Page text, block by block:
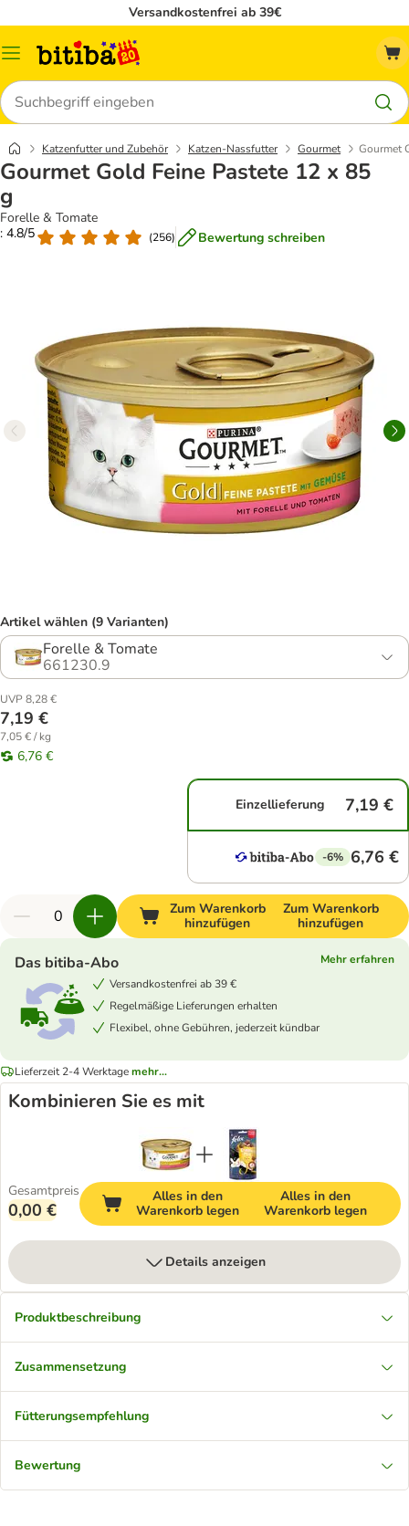
Versandkostenfrei ab 39€
Menü
Suchen
Katzenfutter und Zubehör Katzen-Nassfutter Gourmet Gourmet
Gourmet Gold Feine Pastete 12 x 85
g
Forelle & Tomate
: 4.8/5
(256) Bewertung schreiben
Artikel wählen (9 Varianten)
Forelle & Tomate
661230.9
UVP 8,28 €
7,19 €
7,05 € / kg
6,76 €
Einzellieferung 7,19 €
-6% 6,76 €
Zum Warenkorb
hinzufügen
Zum Warenkorb
hinzufügen
Das bitiba-Abo
Mehr erfahren
Versandkostenfrei ab 39 €
Regelmäßige Lieferungen erhalten
Flexibel, ohne Gebühren, jederzeit kündbar
Lieferzeit 2-4 Werktagemehr...
Kombinieren Sie es mit
Gesamtpreis
0,00 €
Alles in den
Warenkorb legen
Alles in den
Warenkorb legen
Details anzeigen
Produktbeschreibung
Zusammensetzung
Fütterungsempfehlung
Bewertung